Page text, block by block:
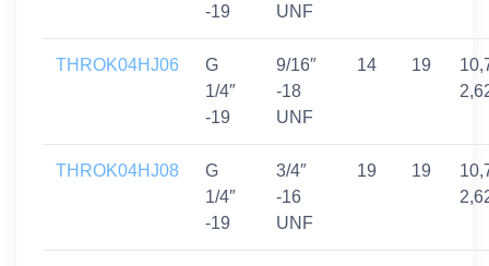
-19
UNF
THROK04HJ06
G
1/4″
-19
9/16″
-18
UNF
14 19
THROK04HJ08
G
1/4″
-19
3/4″
-16
UNF
19 19